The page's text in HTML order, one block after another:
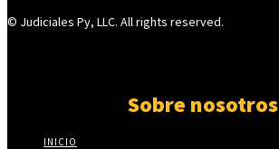
© Judiciales Py, LLC. All rights reserved.
Sobre nosotros
INICIO